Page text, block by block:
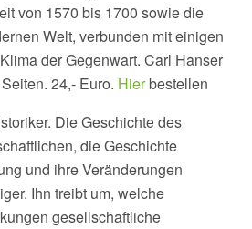
von 1570 bis 1700 sowie die
Welt, verbunden mit einigen
der Gegenwart. Carl Hanser
24,- Euro. Hierbestellen
Die Geschichte des
die Geschichte
und ihre Veränderungen
Ihn treibt um, welche
gesellschaftliche